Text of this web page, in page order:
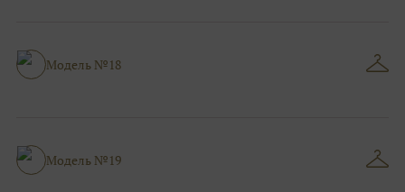
Модель №18
Модель №19